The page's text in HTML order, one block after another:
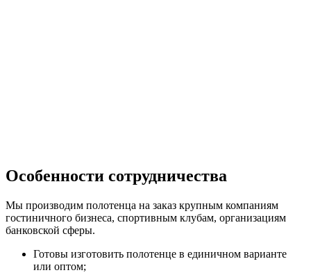
Особенности сотрудничества
Мы производим полотенца на заказ крупным компаниям
гостиничного бизнеса, спортивным клубам, организациям
банковской сферы.
Готовы изготовить полотенце в единичном варианте
или оптом;